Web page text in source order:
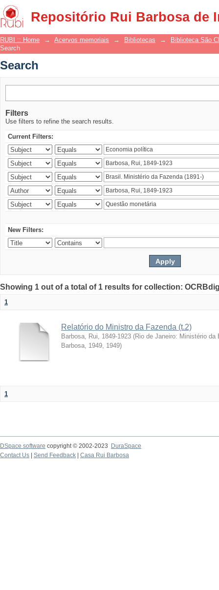
Repositório Rui Barbosa de
Search
RUBI :: Home → Acervos memoriais → Bibliotecas →
Biblioteca São
Search
Search
Filters
Use filters to refine the search results.
Current Filters:
New Filters:
Showing 1 out of a total of 1 results for collection:
1
Relatório do Ministro da Fazenda (t.2)
Barbosa, Rui, 1849-1923 (Rio de Janeiro: Ministério
Barbosa, 1949, 1949)
1
DSpace software copyright © 2002-2023
DuraSpace
Contact Us
Send Feedback Casa Rui Barbosa